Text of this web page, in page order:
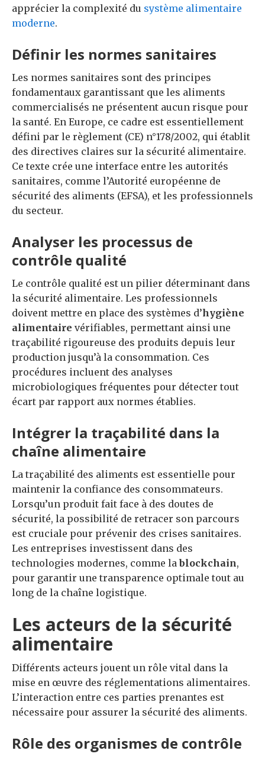
apprécier la complexité du système alimentaire
moderne.
Définir les normes sanitaires
Les normes sanitaires sont des principes
fondamentaux garantissant que les aliments
commercialisés ne présentent aucun risque pour
la santé. En Europe, ce cadre est essentiellement
défini par le règlement (CE) n°178/2002, qui établit
des directives claires sur la sécurité alimentaire.
Ce texte crée une interface entre les autorités
sanitaires, comme l’Autorité européenne de
sécurité des aliments (EFSA), et les professionnels
du secteur.
Analyser les processus de
contrôle qualité
Le contrôle qualité est un pilier déterminant dans
la sécurité alimentaire. Les professionnels
doivent mettre en place des systèmes d’hygiène
alimentaire vérifiables, permettant ainsi une
traçabilité rigoureuse des produits depuis leur
production jusqu’à la consommation. Ces
procédures incluent des analyses
microbiologiques fréquentes pour détecter tout
écart par rapport aux normes établies.
Intégrer la traçabilité dans la
chaîne alimentaire
La traçabilité des aliments est essentielle pour
maintenir la confiance des consommateurs.
Lorsqu’un produit fait face à des doutes de
sécurité, la possibilité de retracer son parcours
est cruciale pour prévenir des crises sanitaires.
Les entreprises investissent dans des
technologies modernes, comme lablockchain,
pour garantir une transparence optimale tout au
long de la chaîne logistique.
Les acteurs de la sécurité
alimentaire
Différents acteurs jouent un rôle vital dans la
mise en œuvre des réglementations alimentaires.
L’interaction entre ces parties prenantes est
nécessaire pour assurer la sécurité des aliments.
Rôle des organismes de contrôle